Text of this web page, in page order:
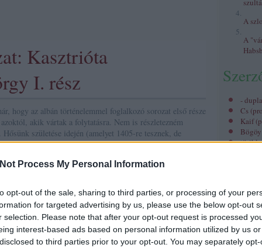
Process My Personal Information
opt-out of the sale, sharing to third parties, or processing of your
for targeted advertising by us, please use the below opt-out
selection. Please note that after your opt-out request is processed
interest-based ads based on personal information utilized by us
to third parties prior to your opt-out. You may separately
A
A
-
Cs (
Kaif (
Ramos
maotai
Kasztrióta
I. rész
hogy az albán történelemmel foglalkozó sorozat első része
akik vártak a folytatásra. Nem is részletezném
születése idején (amelyet 1405-re tesznek, de
Tetszik 0
tovább »